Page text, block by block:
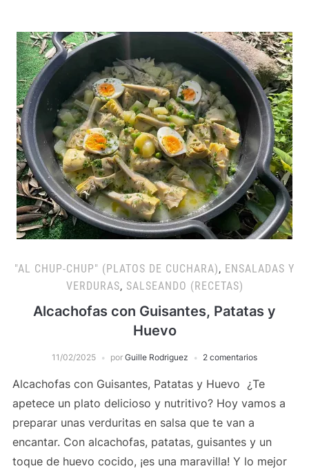
"AL CHUP-CHUP" (PLATOS DE CUCHARA), ENSALADAS Y
VERDURAS, SALSEANDO (RECETAS)
Alcachofas con Guisantes, Patatas y
Huevo
11/02/2025 por Guille Rodriguez 2 comentarios
Alcachofas con Guisantes, Patatas y Huevo ¿Te
apetece un plato delicioso y nutritivo? Hoy vamos a
preparar unas verduritas en salsa que te van a
encantar. Con alcachofas, patatas, guisantes y un
toque de huevo cocido, ¡es una maravilla! Y lo mejor